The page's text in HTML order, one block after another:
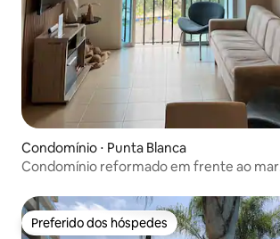
Condomínio ⋅ Punta Blanca
Condomínio reformado em frente ao mar
Preferido dos hóspedes
Preferido dos hóspedes